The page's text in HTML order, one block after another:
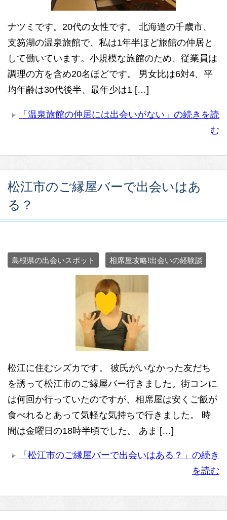
ナツミです。20代の女性です。 北海道の千歳市、
支笏湖の温泉旅館で、私は1年半ほど旅館の仲居と
して働いています。小規模な旅館のため、従業員は
調理の方を含め20名ほどです。 男女比は6対4、平
均年齢は30代後半、最年少は1 […]
「温泉旅館の仲居には出会いがない」の続きを読
む
松江市のご縁屋バーで出会いはあ
る？
島根県の出会いスポット 相席屋攻略!出会いの経験談
松江に住むシズカです。 彼氏がいなかった友だち
を誘って松江市のご縁屋バー行きました。街コンに
は何回か行っていたのですが、相席屋は安くご飯が
食べれるとあって気軽な気持ちで行きました。 時
間は金曜日の18時半頃でした。 あま […]
「松江市のご縁屋バーで出会いはある？」の続き
を読む